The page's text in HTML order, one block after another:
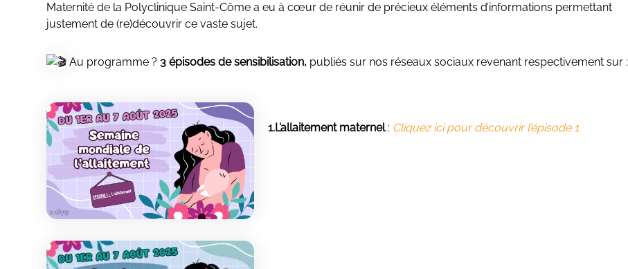
Maternité de la Polyclinique Saint-Côme a eu à cœur de réunir de précieux éléments d’informations permettant
justement de (re)découvrir ce vaste sujet.
Au programme ?3 épisodesde sensibilisation, publiés sur nos réseaux sociaux revenant respectivement sur :
1.L’allaitement maternel: Cliquez ici pour découvrir l’épisode 1